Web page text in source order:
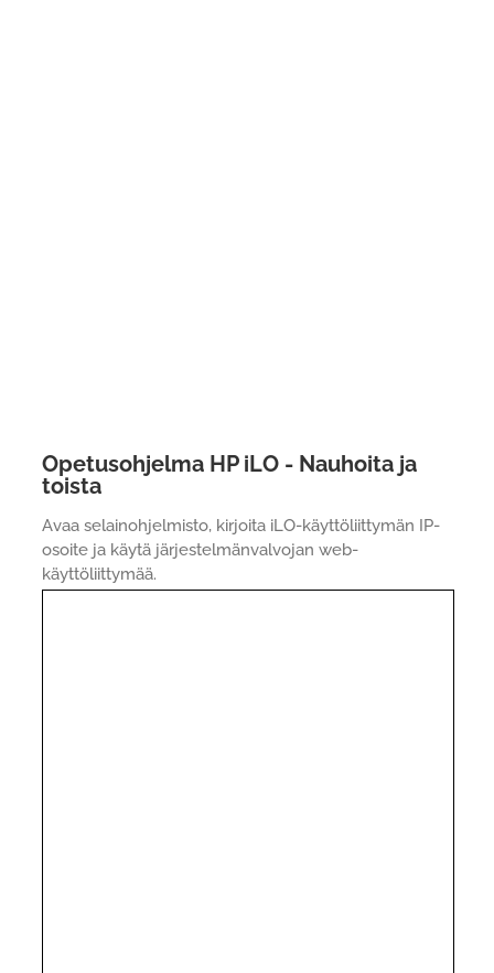
Opetusohjelma HP iLO - Nauhoita ja
toista
Avaa selainohjelmisto, kirjoita iLO-käyttöliittymän IP-
osoite ja käytä järjestelmänvalvojan web-
käyttöliittymää.